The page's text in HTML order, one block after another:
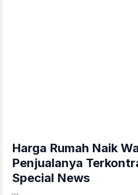
Harga Rumah Naik
Penjualanya
Special News